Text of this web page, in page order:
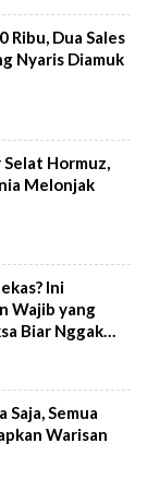
Ribu, Dua Sales
Nyaris Diamuk
Hormuz,
Melonjak
Ini
Wajib yang
Biar Nggak
Saja, Semua
Warisan